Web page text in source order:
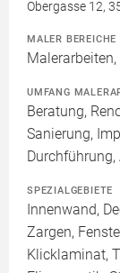
Obergasse 12,
MALER BEREICHE
UMFANG
Beratung,
Sanierung,
Durchführung,
SPEZIALGEBIETE
Innenwand,
Zargen,
Klicklaminat,